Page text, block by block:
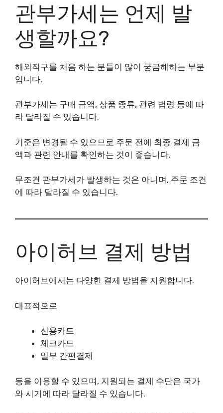
관부가세는 언제 발
생할까요?
해외직구를 처음 하는 분들이 많이 궁금해하는 부분
입니다.
관부가세는 구매 금액, 상품 종류, 관련 법령 등에 따
라 달라질 수 있습니다.
기준은 변경될 수 있으므로 주문 전에 최종 결제 금
액과 관련 안내를 확인하는 것이 좋습니다.
무조건 관부가세가 발생하는 것은 아니며, 주문 조건
에 따라 달라질 수 있습니다.
아이허브 결제 방법
아이허브에서는 다양한 결제 방법을 지원합니다.
대표적으로
신용카드
체크카드
일부 간편결제
등을 이용할 수 있으며, 지원되는 결제 수단은 국가
와 시기에 따라 달라질 수 있습니다.